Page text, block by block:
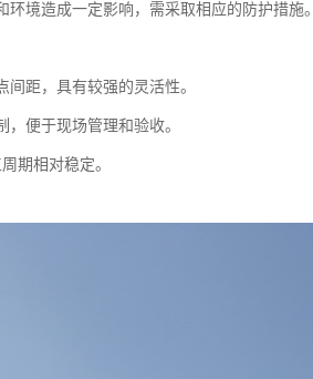
境造成一定影响，需采取相应的防护措施。
距，具有较强的灵活性。
便于现场管理和验收。
期相对稳定。